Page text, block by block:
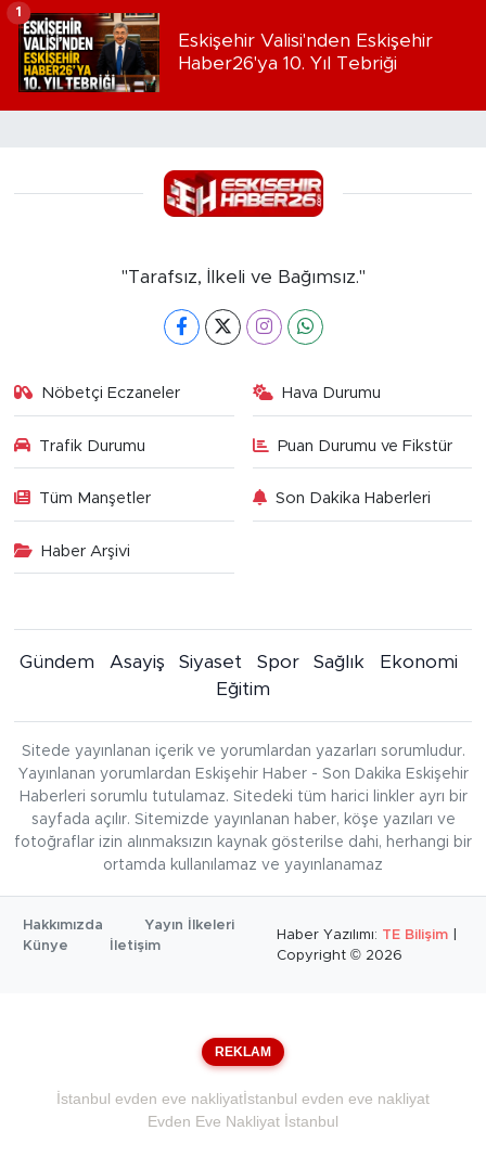
Eskişehir Valisi'nden Eskişehir
Haber26'ya 10. Yıl Tebriği
1
"Tarafsız, İlkeli ve Bağımsız."
Nöbetçi Eczaneler Hava Durumu
Trafik Durumu Puan Durumu ve Fikstür
Tüm Manşetler Son Dakika Haberleri
Haber Arşivi
Gündem Asayiş Siyaset Spor Sağlık
Ekonomi
Eğitim
Sitede yayınlanan içerik ve yorumlardan yazarları sorumludur.
Yayınlanan yorumlardan Eskişehir Haber - Son Dakika Eskişehir
Haberleri sorumlu tutulamaz. Sitedeki tüm harici linkler ayrı bir
sayfada açılır. Sitemizde yayınlanan haber, köşe yazıları ve
fotoğraflar izin alınmaksızın kaynak gösterilse dahi, herhangi bir
ortamda kullanılamaz ve yayınlanamaz
Hakkımızda
Yayın İlkeleri
Künye
İletişim
Haber Yazılımı: TE Bilişim
Copyright © 2026
REKLAM
İstanbul evden eve nakliyatİstanbul evden eve nakliyat
Evden Eve Nakliyat İstanbul